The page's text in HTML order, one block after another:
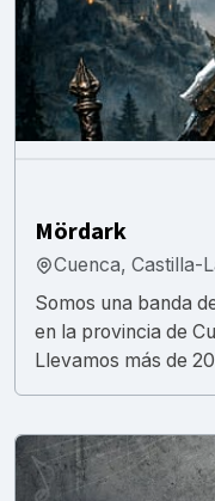
Mördark
Cuenca, Castilla-
Somos una banda
en la provincia de
Llevamos más de